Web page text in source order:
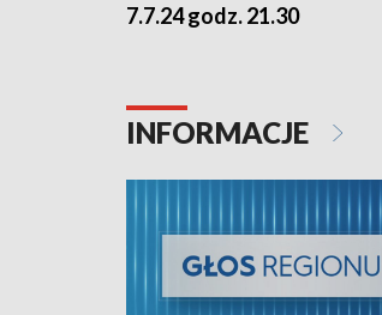
7.7.24 godz. 21.30
INFORMACJE